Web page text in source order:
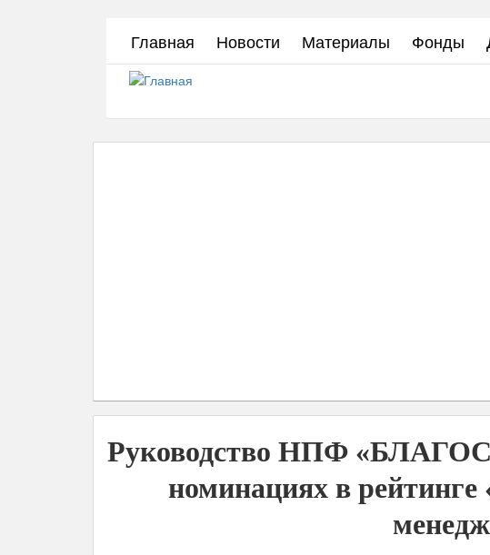
Главная Новости Материалы Фонды
Руководство НПФ
номинациях в